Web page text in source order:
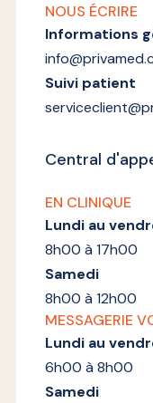
NOUS ÉCRIRE
Informations
Suivi patient
Central
EN CLINIQUE
Lundi au
8h00 à 17h00
Samedi
8h00 à 12h00
MESSAGERIE
Lundi au
6h00 à 8h00
Samedi